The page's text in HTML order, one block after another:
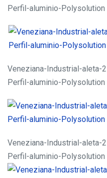
Perfil-aluminio-Polysolution
Veneziana-Industrial-aleta-
Perfil-aluminio-Polysolution
Veneziana-Industrial-aleta-
Perfil-aluminio-Polysolution